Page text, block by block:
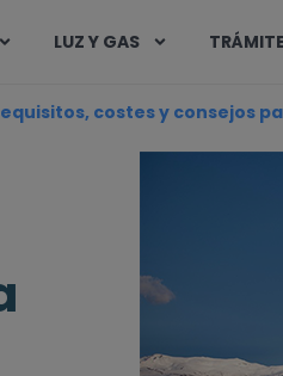
LUZ Y GAS
costes y consejos